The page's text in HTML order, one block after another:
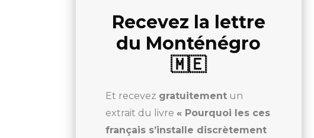
Recevez la lettre
du Monténégro
🇲🇪
Et recevez gratuitementun
extrait du livre « Pourquoi les ces
français s’installe discrètement